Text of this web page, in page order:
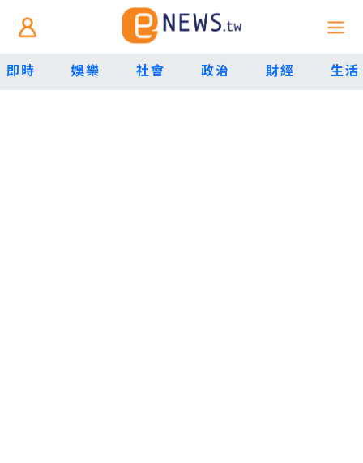
即時 娛樂 社會 政治 財經 生活